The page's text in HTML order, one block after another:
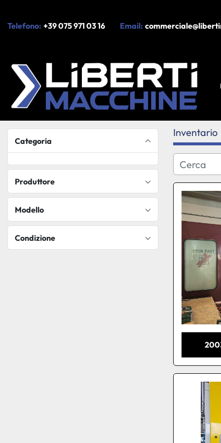
Telefono: +39 075 971 03 16 Email:
Categoria
Produttore
Modello
Condizione
Inventario